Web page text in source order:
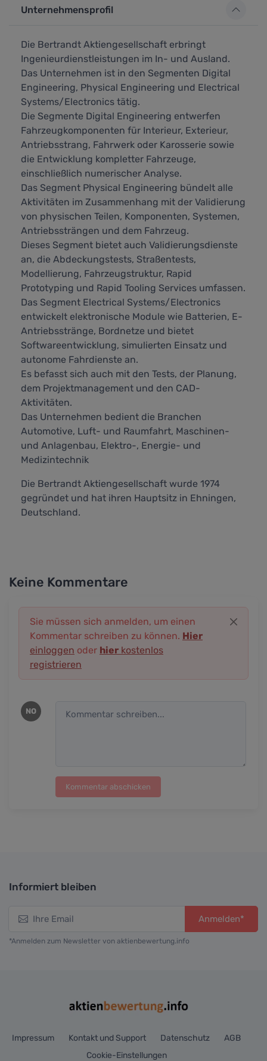
Unternehmensprofil
Die Bertrandt Aktiengesellschaft erbringt
Ingenieurdienstleistungen im In- und Ausland.
Das Unternehmen ist in den Segmenten Digital
Engineering, Physical Engineering und Electrical
Systems/Electronics tätig.
Die Segmente Digital Engineering entwerfen
Fahrzeugkomponenten für Interieur, Exterieur,
Antriebsstrang, Fahrwerk oder Karosserie sowie
die Entwicklung kompletter Fahrzeuge,
einschließlich numerischer Analyse.
Das Segment Physical Engineering bündelt alle
Aktivitäten im Zusammenhang mit der Validierung
von physischen Teilen, Komponenten, Systemen,
Antriebssträngen und dem Fahrzeug.
Dieses Segment bietet auch Validierungsdienste
an, die Abdeckungstests, Straßentests,
Modellierung, Fahrzeugstruktur, Rapid
Prototyping und Rapid Tooling Services umfassen.
Das Segment Electrical Systems/Electronics
entwickelt elektronische Module wie Batterien, E-
Antriebsstränge, Bordnetze und bietet
Softwareentwicklung, simulierten Einsatz und
autonome Fahrdienste an.
Es befasst sich auch mit den Tests, der Planung,
dem Projektmanagement und den CAD-
Aktivitäten.
Das Unternehmen bedient die Branchen
Automotive, Luft- und Raumfahrt, Maschinen-
und Anlagenbau, Elektro-, Energie- und
Medizintechnik
Die Bertrandt Aktiengesellschaft wurde 1974
gegründet und hat ihren Hauptsitz in Ehningen,
Deutschland.
Keine Kommentare
Sie müssen sich anmelden, um einen
Kommentar schreiben zu können. Hier
einloggen oder hier kostenlos
registrieren
NO
Kommentar abschicken
Informiert bleiben
Anmelden*
*Anmelden zum Newsletter von aktienbewertung.info
Impressum Kontakt und Support Datenschutz
AGB
Cookie-Einstellungen